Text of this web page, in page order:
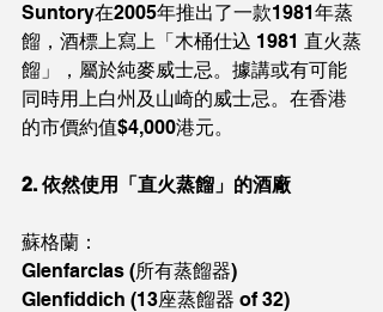
Suntory在2005年推出了一款1981年蒸
餾，酒標上寫上「木桶仕込 1981 直火蒸
餾」，屬於純麥威士忌。據講或有可能
同時用上白州及山崎的威士忌。在香港
的市價約值$4,000港元。
2. 依然使用「直火蒸餾」的酒廠
蘇格蘭：
Glenfarclas (所有蒸餾器)
Glenfiddich (13座蒸餾器 of 32)